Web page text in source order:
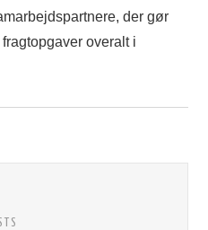
der gør
overalt i